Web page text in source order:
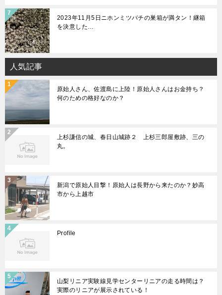
2023年11月5日ニホンミツバチの巣箱が満タン！継箱
を決意した…
人気記事
原始人さん、佐渡島に上陸！原始人さんはお金持ち？
何のための格好なのか？
上杉謙信の城、春日山城跡２ 上杉三郎屋敷跡、三の
丸。
新潟で原始人目撃！原始人は長野から来たのか？妙高
市から上越市
Profile
山梨リニア実験線見学センターリニアの走る時間は？
実際のリニアが展示されている！